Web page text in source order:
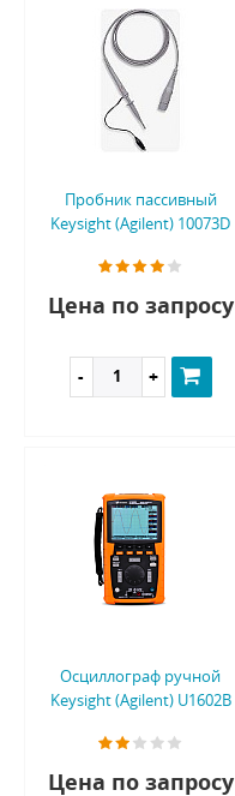
Пробник пассивный
Keysight (Agilent) 10073D
Цена по запросу
Осциллограф ручной
Keysight (Agilent) U1602B
Цена по запросу